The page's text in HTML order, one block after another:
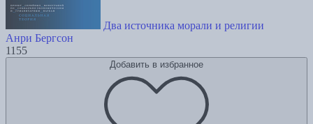
Два источника морали и религии
Анри Бергсон
1155
Добавить в избранное